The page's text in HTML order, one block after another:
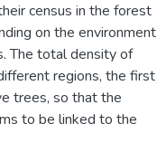
census in the forest
on the environment
The total density of
regions, the first
trees, so that the
to be linked to the